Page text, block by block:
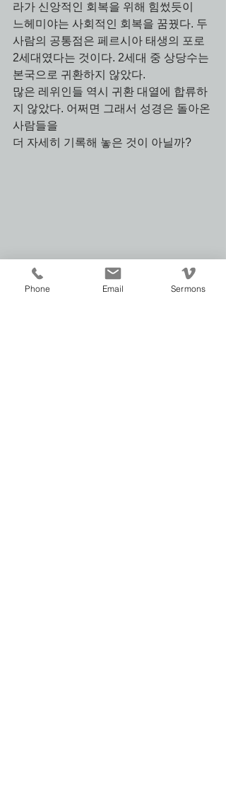
라가 신앙적인 회복을 위해 힘썼듯이
느헤미야는 사회적인 회복을 꿈꿨다. 두
사람의 공통점은 페르시아 태생의 포로
2세대였다는 것이다. 2세대 중 상당수는
본국으로 귀환하지 않았다.
많은 레위인들 역시 귀환 대열에 합류하
지 않았다. 어쩌면 그래서 성경은 돌아온
사람들을
더 자세히 기록해 놓은 것이 아닐까?
Phone Email Sermons